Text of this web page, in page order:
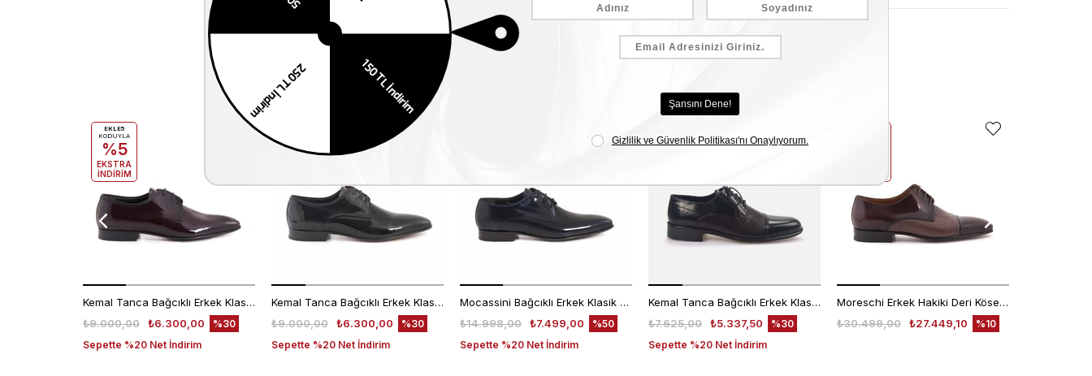
Kemal Tanca Bağcıklı Erkek Klasik Ayakkabı 700
₺6.300,00
₺9.000,00
Sepette %20 Net İndirim
%30
EKLE5
KODUYLA
%5
EKSTRA
İNDİRİM
Kemal Tanca Bağcıklı Erkek Klasik Ayakkabı 700
₺6.300,00
₺9.000,00
Sepette %20 Net İndirim
%30
%5
Mocassini Bağcıklı Erkek Klasik Ayakkabı 4625
₺7.499,00
₺14.998,00
Sepette %20 Net İndirim
%50
Kemal Tanca Bağcıklı Erkek Klasik Ayakkabı 7453
₺5.337,50
₺7.625,00
Sepette %20 Net İndirim
%30
KODUYLA
%5
Moreschi Erkek Hakiki Deri Kösele Taban Kahverengi Klasik Ayakkabı
₺27.449,10
₺30.499,00 %10